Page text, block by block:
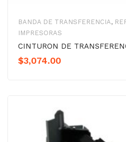
BANDA DE TRANSFERENCIA,
IMPRESORAS
CINTURON DE
$3,074.00